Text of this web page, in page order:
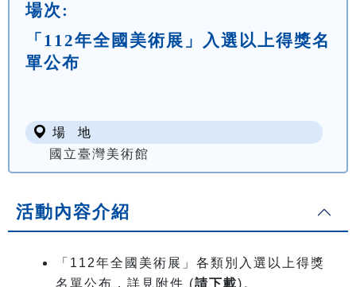
場次:
「112年全國美術展」入選以上得獎名
單公布
場 地
國立臺灣美術館
活動內容介紹
「112年全國美術展」各類別入選以上得獎
名單公布，詳見附件 (請下載)。